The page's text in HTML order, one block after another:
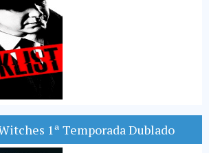
1ª Temporada Dublado